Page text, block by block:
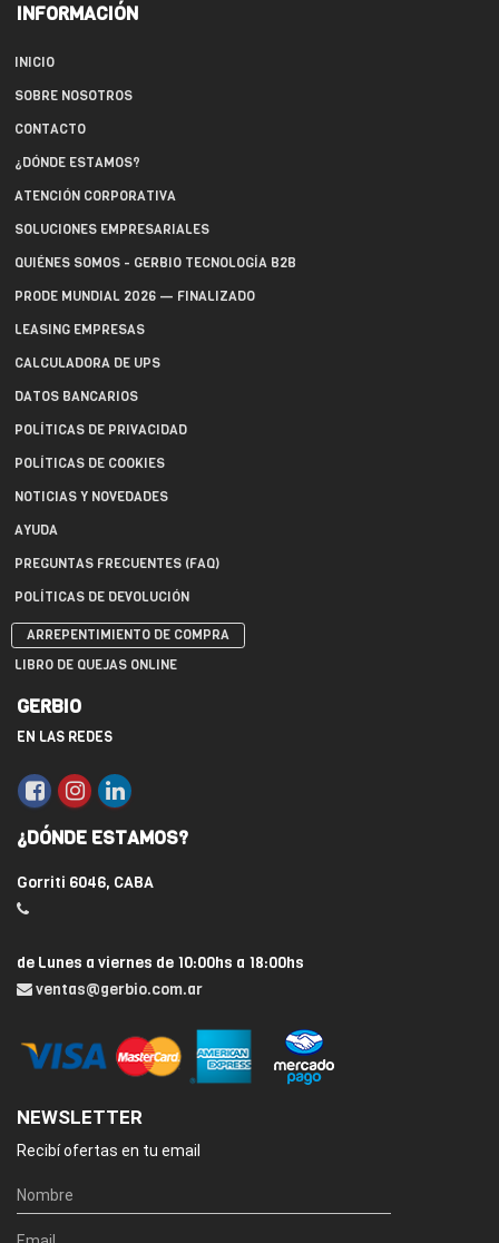
INFORMACIÓN
INICIO
SOBRE NOSOTROS
CONTACTO
¿DÓNDE ESTAMOS?
ATENCIÓN CORPORATIVA
SOLUCIONES EMPRESARIALES
QUIÉNES SOMOS - GERBIO TECNOLOGÍA B2B
PRODE MUNDIAL 2026 — FINALIZADO
LEASING EMPRESAS
CALCULADORA DE UPS
DATOS BANCARIOS
POLÍTICAS DE PRIVACIDAD
POLÍTICAS DE COOKIES
NOTICIAS Y NOVEDADES
AYUDA
PREGUNTAS FRECUENTES (FAQ)
POLÍTICAS DE DEVOLUCIÓN
ARREPENTIMIENTO DE COMPRA
LIBRO DE QUEJAS ONLINE
GERBIO
EN LAS REDES
¿DÓNDE ESTAMOS?
Gorriti 6046, CABA
de Lunes a viernes de 10:00hs a 18:00hs
ventas@gerbio.com.ar
NEWSLETTER
Recibí ofertas en tu email